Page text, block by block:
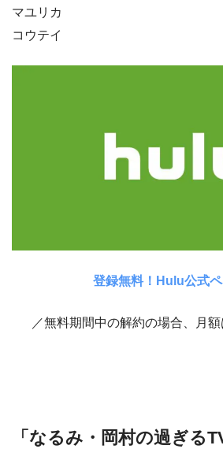
マユリカ
コウテイ
登録無料！Hulu公式
／無料期間中の解約の場合、月
「なるみ・岡村の過ぎる